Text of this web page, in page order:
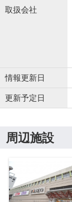
取扱会社
情報更新日
更新予定日
周辺施設